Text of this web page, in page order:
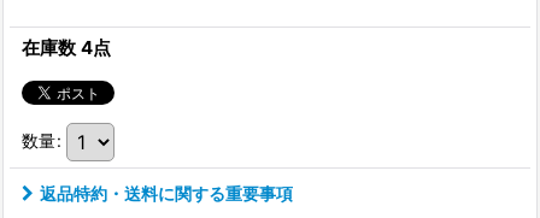
在庫数 4点
数量:
返品特約・送料に関する重要事項